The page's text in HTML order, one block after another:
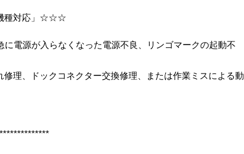
種対応」☆☆☆
電源が入らなくなった電源不良、リンゴマークの起動不
理、ドックコネクター交換修理、または作業ミスによる動